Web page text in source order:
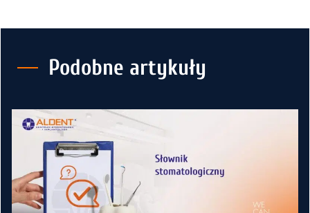
Podobne artykuły